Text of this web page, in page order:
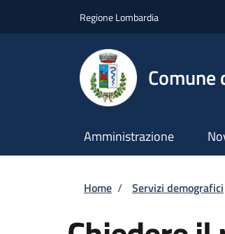
Regione Lombardia
Comune
Amministrazione
Briciole di
Home / Servizi demografici